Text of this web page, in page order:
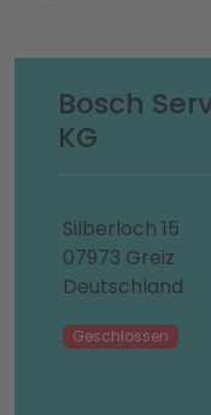
Bosch
KG
Silberloch 15
07973 Greiz
Deutschland
Geschlossen